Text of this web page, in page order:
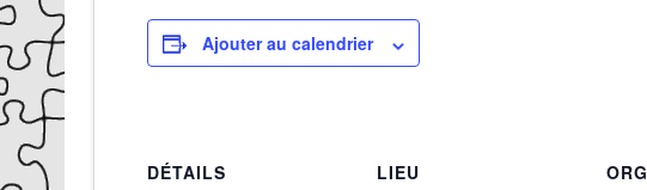
Ajouter au calendrier
DÉTAILS
LIEU